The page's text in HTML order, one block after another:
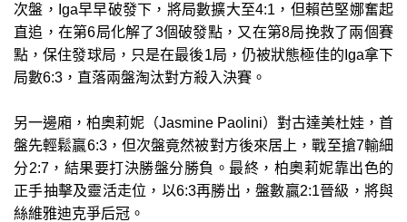
次盤，Iga早早破發下，將局數擴大至4:1，但賴芭堅娜奮起
直追，在第6局化解了3個破發點，又在第8局挽救了兩個賽
點，保住發球局，只是在最後1局，仍被狀態極佳的Iga拿下
局數6:3，直落兩盤淘汰對方殺入決賽。
另一邊廂，柏奧莉妮（Jasmine Paolini）對古達美杜娃，首
盤先輕鬆贏6:3，但次盤竟然被對方後來居上，戰至搶7輸細
分2:7，結果要打決勝盤分勝負。最終，柏奧莉妮靠出色的
正手抽擊及靈活走位，以6:3再勝出，盤數贏2:1晉級，將與
絲維雅迪克爭后冠。